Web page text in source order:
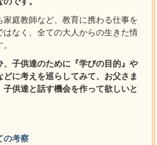
庭教師など、教育に携わる仕事を
なく、全ての大人からの生きた情
、子供達のために『学びの目的』や
どに考えを巡らしてみて、お父さま
供達と話す機会を作って欲しいと
の考察